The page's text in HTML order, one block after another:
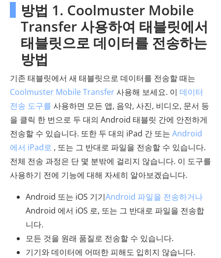
방법 1. Coolmuster Mobile
Transfer 사용하여 태블릿에서
태블릿으로 데이터를 전송하는
방법
기존 태블릿에서 새 태블릿으로 데이터를 전송할 때는
Coolmuster Mobile Transfer사용해 보세요. 이 데이터
전송 도구를 사용하면 모든 앱, 음악, 사진, 비디오, 문서 등
을 클릭 한 번으로 두 대의 Android 태블릿 간에 안전하게
전송할 수 있습니다. 또한 두 대의 iPad 간 또는 Android
에서 iPad로 , 또는 그 반대로 파일을 전송할 수 있습니다.
전체 전송 과정은 단 몇 분밖에 걸리지 않습니다. 이 도구를
사용하기 전에 기능에 대해 자세히 알아보겠습니다.
Android 또는 iOS 기기Android 파일을 전송하거나
Android 에서 iOS 로, 또는 그 반대로 파일을 전송합
니다.
모든 것을 원래 품질로 전송할 수 있습니다.
기기와 데이터에 어떠한 피해도 입히지 않습니다.